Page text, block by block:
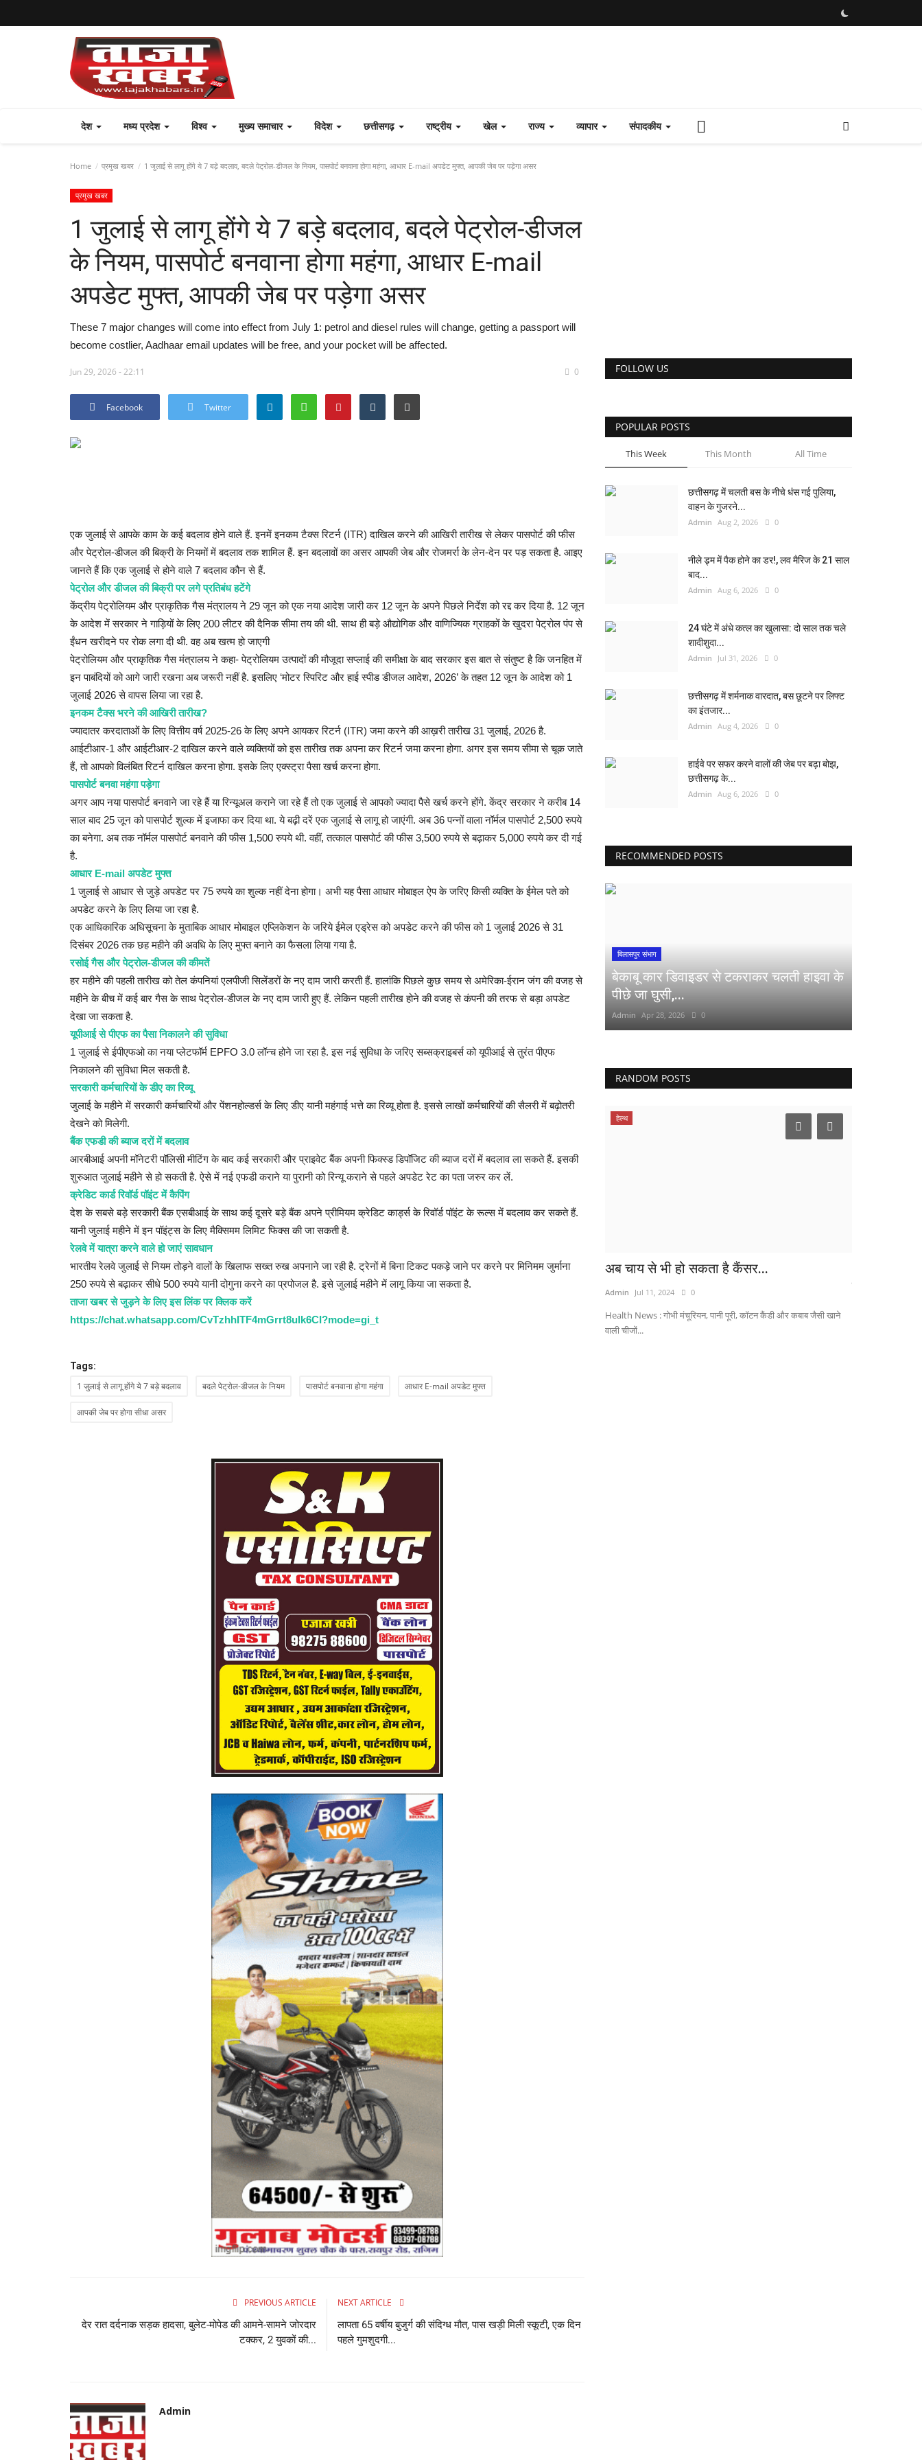
देश मध्य प्रदेश विश्व मुख्य समाचार विदेश छत्तीसगढ़ राष्ट्रीय खेल राज्य व्यापार संपादकीय
Home प्रमुख खबर 1 जुलाई से लागू होंगे ये 7 बड़े बदलाव, बदले पेट्रोल-डीजल के नियम, पासपोर्ट बनवाना होगा महंगा, आधार E-mail अपडेट मुफ्त, आपकी जेब पर पड़ेगा असर
प्रमुख खबर
1 जुलाई से लागू होंगे ये 7 बड़े बदलाव, बदले पेट्रोल-डीजल
के नियम, पासपोर्ट बनवाना होगा महंगा, आधार E-mail
अपडेट मुफ्त, आपकी जेब पर पड़ेगा असर
These 7 major changes will come into effect from July 1: petrol and diesel rules will change, getting a passport will
become costlier, Aadhaar email updates will be free, and your pocket will be affected.
Jun 29, 2026 - 22:11 0
Facebook Twitter
एक जुलाई से आपके काम के कई बदलाव होने वाले हैं. इनमें इनकम टैक्स रिटर्न (ITR) दाखिल करने की आखिरी तारीख से लेकर पासपोर्ट की फीस
और पेट्रोल-डीजल की बिक्री के नियमों में बदलाव तक शामिल हैं. इन बदलावों का असर आपकी जेब और रोजमर्रा के लेन-देन पर पड़ सकता है. आइए
जानते हैं कि एक जुलाई से होने वाले 7 बदलाव कौन से हैं.
पेट्रोल और डीजल की बिक्री पर लगे प्रतिबंध हटेंगे
केंद्रीय पेट्रोलियम और प्राकृतिक गैस मंत्रालय ने 29 जून को एक नया आदेश जारी कर 12 जून के अपने पिछले निर्देश को रद्द कर दिया है. 12 जून
के आदेश में सरकार ने गाड़ियों के लिए 200 लीटर की दैनिक सीमा तय की थी. साथ ही बड़े औद्योगिक और वाणिज्यिक ग्राहकों के खुदरा पेट्रोल पंप से
ईंधन खरीदने पर रोक लगा दी थी. वह अब खत्म हो जाएगी
पेट्रोलियम और प्राकृतिक गैस मंत्रालय ने कहा- पेट्रोलियम उत्पादों की मौजूदा सप्लाई की समीक्षा के बाद सरकार इस बात से संतुष्ट है कि जनहित में
इन पाबंदियों को आगे जारी रखना अब जरूरी नहीं है. इसलिए ‘मोटर स्पिरिट और हाई स्पीड डीजल आदेश, 2026’ के तहत 12 जून के आदेश को 1
जुलाई 2026 से वापस लिया जा रहा है.
इनकम टैक्स भरने की आखिरी तारीख?
ज्यादातर करदाताओं के लिए वित्तीय वर्ष 2025-26 के लिए अपने आयकर रिटर्न (ITR) जमा करने की आख़री तारीख 31 जुलाई, 2026 है.
आईटीआर-1 और आईटीआर-2 दाखिल करने वाले व्यक्तियों को इस तारीख तक अपना कर रिटर्न जमा करना होगा. अगर इस समय सीमा से चूक जाते
हैं, तो आपको विलंबित रिटर्न दाखिल करना होगा. इसके लिए एक्स्ट्रा पैसा खर्च करना होगा.
पासपोर्ट बनवा महंगा पड़ेगा
अगर आप नया पासपोर्ट बनवाने जा रहे हैं या रिन्यूअल कराने जा रहे हैं तो एक जुलाई से आपको ज्यादा पैसे खर्च करने होंगे. केंद्र सरकार ने करीब 14
साल बाद 25 जून को पासपोर्ट शुल्क में इजाफा कर दिया था. ये बढ़ी दरें एक जुलाई से लागू हो जाएंगी. अब 36 पन्नों वाला नॉर्मल पासपोर्ट 2,500 रुपये
का बनेगा. अब तक नॉर्मल पासपोर्ट बनवाने की फीस 1,500 रुपये थी. वहीं, तत्काल पासपोर्ट की फीस 3,500 रुपये से बढ़ाकर 5,000 रुपये कर दी गई
है.
आधार E-mail अपडेट मुफ्त
1 जुलाई से आधार से जुड़े अपडेट पर 75 रुपये का शुल्क नहीं देना होगा। अभी यह पैसा आधार मोबाइल ऐप के जरिए किसी व्यक्ति के ईमेल पते को
अपडेट करने के लिए लिया जा रहा है.
एक आधिकारिक अधिसूचना के मुताबिक आधार मोबाइल एप्लिकेशन के जरिये ईमेल एड्रेस को अपडेट करने की फीस को 1 जुलाई 2026 से 31
दिसंबर 2026 तक छह महीने की अवधि के लिए मुफ्त बनाने का फैसला लिया गया है.
रसोई गैस और पेट्रोल-डीजल की कीमतें
हर महीने की पहली तारीख को तेल कंपनियां एलपीजी सिलेंडरों के नए दाम जारी करती हैं. हालांकि पिछले कुछ समय से अमेरिका-ईरान जंग की वजह से
महीने के बीच में कई बार गैस के साथ पेट्रोल-डीजल के नए दाम जारी हुए हैं. लेकिन पहली तारीख होने की वजह से कंपनी की तरफ से बड़ा अपडेट
देखा जा सकता है.
यूपीआई से पीएफ का पैसा निकालने की सुविधा
1 जुलाई से ईपीएफओ का नया प्लेटफॉर्म EPFO 3.0 लॉन्च होने जा रहा है. इस नई सुविधा के जरिए सब्सक्राइबर्स को यूपीआई से तुरंत पीएफ
निकालने की सुविधा मिल सकती है.
सरकारी कर्मचारियों के डीए का रिव्यू
जुलाई के महीने में सरकारी कर्मचारियों और पेंशनहोल्डर्स के लिए डीए यानी महंगाई भत्ते का रिव्यू होता है. इससे लाखों कर्मचारियों की सैलरी में बढ़ोतरी
देखने को मिलेगी.
बैंक एफडी की ब्याज दरों में बदलाव
आरबीआई अपनी मॉनेटरी पॉलिसी मीटिंग के बाद कई सरकारी और प्राइवेट बैंक अपनी फिक्स्ड डिपॉजिट की ब्याज दरों में बदलाव ला सकते हैं. इसकी
शुरुआत जुलाई महीने से हो सकती है. ऐसे में नई एफडी कराने या पुरानी को रिन्यू कराने से पहले अपडेट रेट का पता जरुर कर लें.
क्रेडिट कार्ड रिवॉर्ड पॉइंट में कैपिंग
देश के सबसे बड़े सरकारी बैंक एसबीआई के साथ कई दूसरे बड़े बैंक अपने प्रीमियम क्रेडिट कार्ड्स के रिवॉर्ड पॉइंट के रूल्स में बदलाव कर सकते हैं.
यानी जुलाई महीने में इन पॉइंट्स के लिए मैक्सिमम लिमिट फिक्स की जा सकती है.
रेलवे में यात्रा करने वाले हो जाएं सावधान
भारतीय रेलवे जुलाई से नियम तोड़ने वालों के खिलाफ सख्त रुख अपनाने जा रही है. ट्रेनों में बिना टिकट पकड़े जाने पर करने पर मिनिमम जुर्माना
250 रुपये से बढ़ाकर सीधे 500 रुपये यानी दोगुना करने का प्रपोजल है. इसे जुलाई महीने में लागू किया जा सकता है.
ताजा खबर से जुड़ने के लिए इस लिंक पर क्लिक करें
https://chat.whatsapp.com/CvTzhhITF4mGrrt8ulk6CI?mode=gi_t
Tags:
1 जुलाई से लागू होंगे ये 7 बड़े बदलाव बदले पेट्रोल-डीजल के नियम पासपोर्ट बनवाना होगा महंगा आधार E-mail अपडेट मुफ्त
आपकी जेब पर होगा सीधा असर
PREVIOUS ARTICLE
देर रात दर्दनाक सड़क हादसा, बुलेट-मोपेड की आमने-सामने जोरदार
टक्कर, 2 युवकों की...
NEXT ARTICLE
लापता 65 वर्षीय बुजुर्ग की संदिग्ध मौत, पास खड़ी मिली स्कूटी, एक दिन
पहले गुमशुदगी...
Admin
FOLLOW US
POPULAR POSTS
This Week This Month All Time
छत्तीसगढ़ में चलती बस के नीचे धंस गई पुलिया,
वाहन के गुजरने...
Admin Aug 2, 2026 0
नीले ड्र्म में पैक होने का डर!, लव मैरिज के 21 साल
बाद...
Admin Aug 6, 2026 0
24 घंटे में अंधे कत्ल का खुलासा: दो साल तक चले
शादीशुदा...
Admin Jul 31, 2026 0
छत्तीसगढ़ में शर्मनाक वारदात, बस छूटने पर लिफ्ट
का इंतजार...
Admin Aug 4, 2026 0
हाईवे पर सफर करने वालों की जेब पर बढ़ा बोझ,
छत्तीसगढ़ के...
Admin Aug 6, 2026 0
RECOMMENDED POSTS
बिलासपुर संभाग
बेकाबू कार डिवाइडर से टकराकर चलती हाइवा के
पीछे जा घुसी,...
Admin Apr 28, 2026 0
RANDOM POSTS
राज्य
मंदिर के बाहर से भगवान की आरती, भूख हड़ताल..
अब पकड़े विधायक...
Admin Aug 6, 2023
डंडे से हमला कर युवक को किया घायल, अस्पताल में
इलाज के...
हेल्थ
अब चाय से भी हो सकता है कैंसर...
Admin Jul 11, 2024 0
Health News : गोभी मंचूरियन, पानी पूरी, कॉटन कैंडी और कबाब जैसी खाने
वाली चीजों...